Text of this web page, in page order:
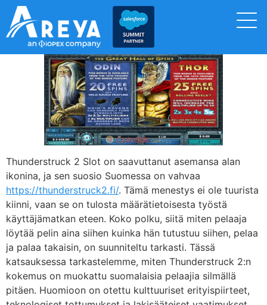
Thunderstruck 2 Slot on saavuttanut asemansa alan
ikonina, ja sen suosio Suomessa on vahvaa
https://thunderstruck2.fi/. Tämä menestys ei ole tuurista
kiinni, vaan se on tulosta määrätietoisesta työstä
käyttäjämatkan eteen. Koko polku, siitä miten pelaaja
löytää pelin aina siihen kuinka hän tutustuu siihen, pelaa
ja palaa takaisin, on suunniteltu tarkasti. Tässä
katsauksessa tarkastelemme, miten Thunderstruck 2:n
kokemus on muokattu suomalaisia pelaajia silmällä
pitäen. Huomioon on otettu kulttuuriset erityispiirteet,